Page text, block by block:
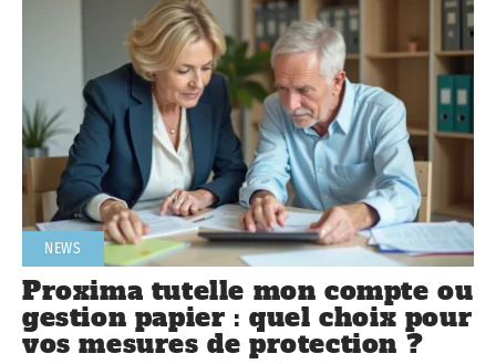
NEWS
Proxima tutelle mon compte ou
gestion papier : quel choix pour
vos mesures de protection ?